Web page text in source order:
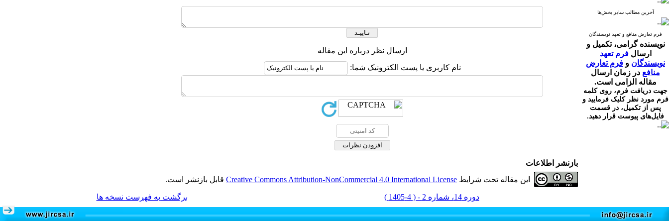
آخرین مطالب سایر بخش‌ها
فرم تعارض منافع و تعهد نویسندگان
نویسنده گرامی، تکمیل و
ارسالفرم تعهد
نویسندگان و فرم تعارض
منافع در زمان ارسال
مقاله الزامی است.
جهت دریافت فرم، روی کلمه
فرم مورد نظر کلیک فرمایید و
پس از تکمیل، در قسمت
فایل‌های پیوست قرار دهید.
ارسال نظر درباره این مقاله
نام کاربری یا پست الکترونیک شما:
بازنشر اطلاعات
این مقاله تحت شرایط Creative Commons Attribution-NonCommercial 4.0 International License قابل بازنشر است.
دوره 14، شماره 2 - ( 4-1405 ) برگشت به فهرست نسخه ها